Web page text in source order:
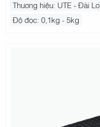
Thương hiệu: UTE - Đài
Độ đọc: 0,1kg - 5kg